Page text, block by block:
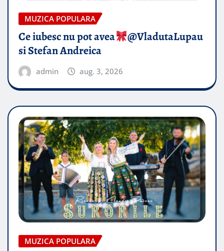
MUZICA POPULARA
Ce iubesc nu pot avea
​@VladutaLupau
si Stefan Andreica
admin aug. 3, 2026
MUZICA POPULARA